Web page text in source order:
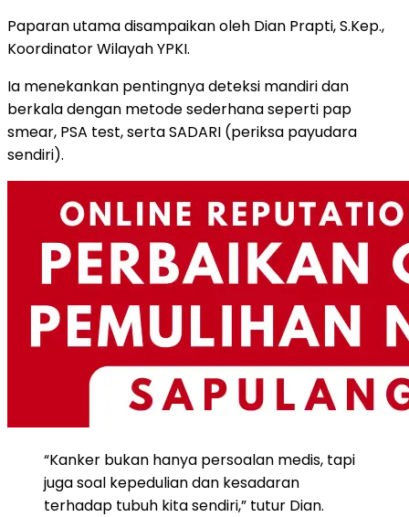
Paparan utama disampaikan oleh Dian Prapti, S.Kep.,
Koordinator Wilayah YPKI.
Ia menekankan pentingnya deteksi mandiri dan
berkala dengan metode sederhana seperti pap
smear, PSA test, serta SADARI (periksa payudara
sendiri).
“Kanker bukan hanya persoalan medis, tapi
juga soal kepedulian dan kesadaran
terhadap tubuh kita sendiri,” tutur Dian.